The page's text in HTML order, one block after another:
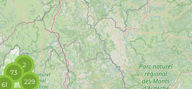
2
61
73
229